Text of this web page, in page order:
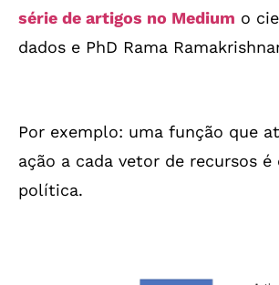
série de artigos no Medium o
dados e PhD Rama
Por exemplo: uma função que
ação a cada vetor de recursos é
política.